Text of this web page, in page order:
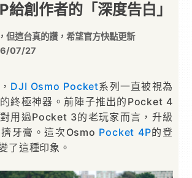
創作者的「深度告白」
但這台真的讚，希望官方快點更新
07/27
DJI Osmo Pocket系列一直被視為
的終極神器。前陣子推出的Pocket 4
用過Pocket 3的老玩家而言，升級
牙膏。這次Osmo Pocket 4P的登
了這種印象。